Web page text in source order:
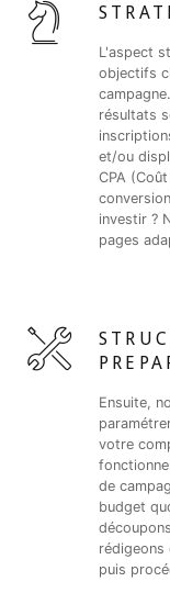
L'aspect
objectifs
résultats
et/ou
CPA
investir ?
pages
Ensuite,
votre
de
budget
rédigeons
puis